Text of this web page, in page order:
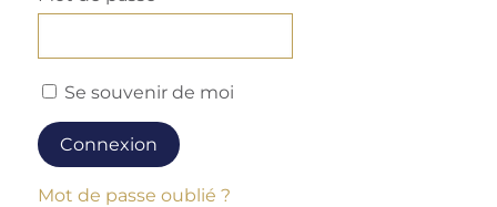
Se souvenir de moi
Mot de passe oublié ?